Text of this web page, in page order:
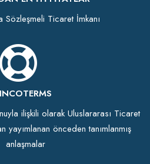
Sözleşmeli Ticaret İmkanı
INCOTERMS
ilişkili olarak Uluslararası Ticaret
yayımlanan önceden tanımlanmış
anlaşmalar